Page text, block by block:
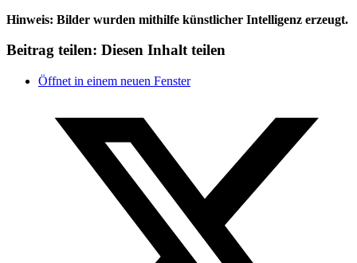
Hinweis: Bilder wurden mithilfe künstlicher Intelligenz erzeugt.
Beitrag teilen: Diesen Inhalt teilen
Öffnet in einem neuen Fenster